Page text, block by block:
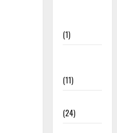
(1)
(11)
(24)